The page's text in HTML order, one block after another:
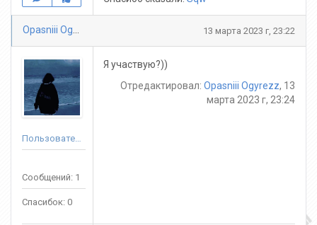
13 марта 2023 г, 23:22
Пользователь
Сообщений: 1
Спасибок: 0
Я участвую?))
Отредактировал: Opasniii Ogyrezz, 13
марта 2023 г, 23:24